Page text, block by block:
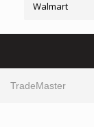
TradeMaster